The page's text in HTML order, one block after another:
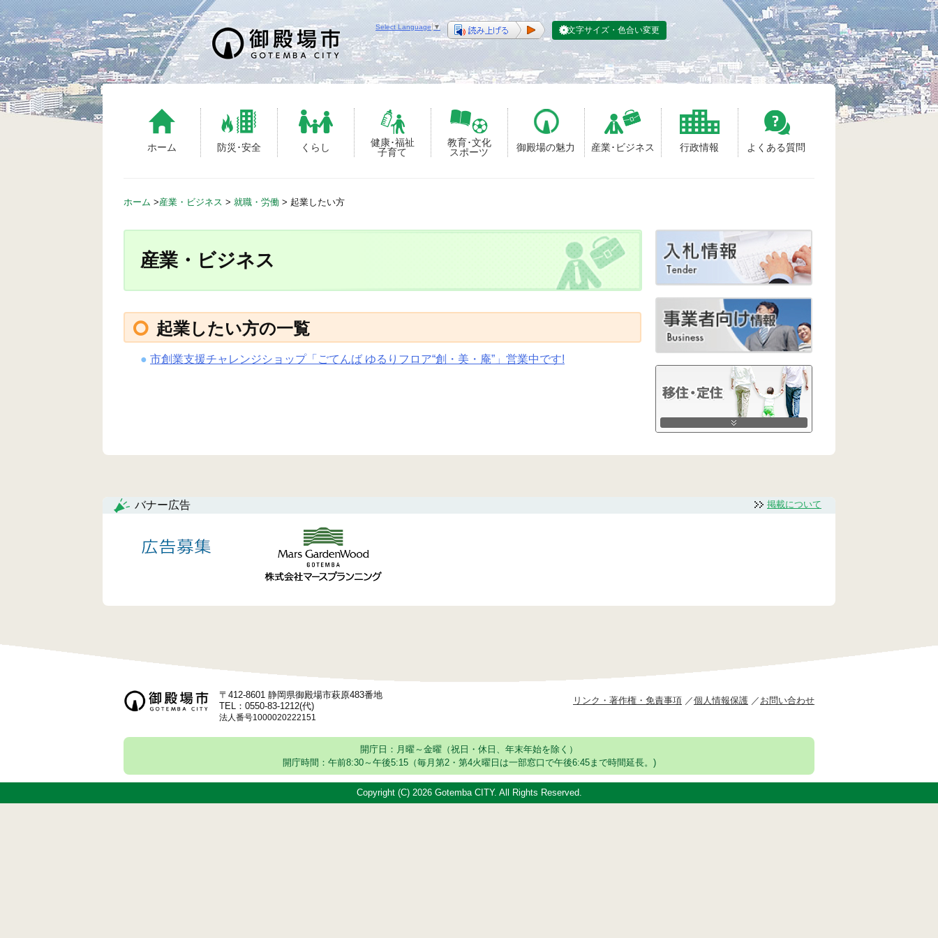
S
k
i
p
t
o
c
ホーム 防災･安全 くらし
健康･福祉
子育て
教育･文化
スポーツ
御殿場の魅力 産業･ビジネス 行政情報 よくある質問
Select Language ▼ 文字サイズ・色合い変更
ホーム >産業・ビジネス > 就職・労働 > 起業したい方
産業・ビジネス
起業したい方の一覧
市創業支援チャレンジショップ「ごてんば ゆるりフロア“創・美・庵”」営業中です!
バナー広告 掲載について
〒412-8601 静岡県御殿場市萩原483番地
TEL：0550-83-1212(代)
法人番号1000020222151
リンク・著作権・免責事項 個人情報保護 お問い合わせ
開庁日：月曜～金曜（祝日・休日、年末年始を除く）
開庁時間：午前8:30～午後5:15（毎月第2・第4火曜日は一部窓口で午後6:45まで時間延長。)
Copyright (C) 2026 Gotemba CITY. All Rights Reserved.